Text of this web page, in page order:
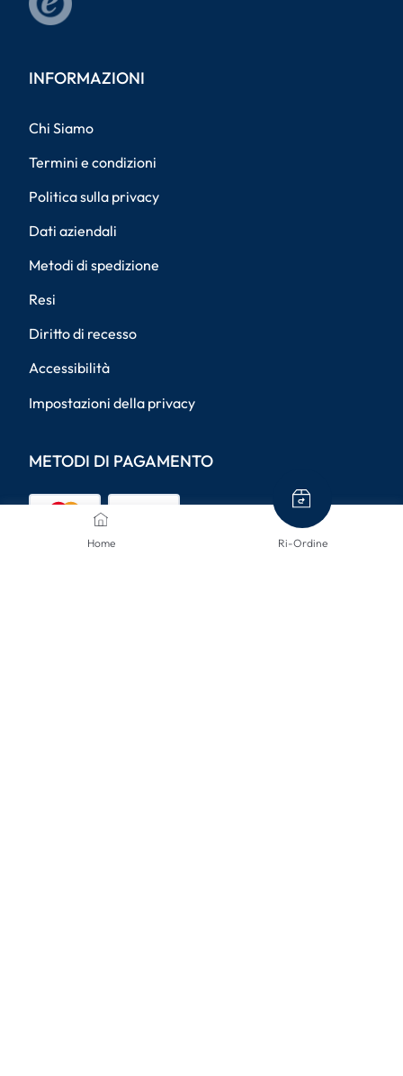
Home Ri-Ordine
INFORMAZIONI
Chi Siamo
Termini e condizioni
Politica sulla privacy
Dati aziendali
Metodi di spedizione
Resi
Diritto di recesso
Accessibilità
Impostazioni della privacy
METODI DI PAGAMENTO